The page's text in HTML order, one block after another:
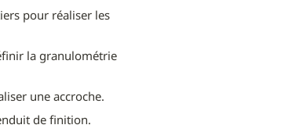
pour réaliser les
la granulométrie
une accroche.
de finition.